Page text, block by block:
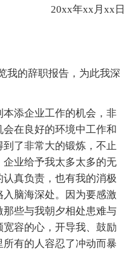
20xx年xx月xx日
我的辞职报告，为此我深
添企业工作的机会，非
在良好的环境中工作和
了非常大的锻炼，不止
业给予我太多太多的无
真负责，也有我的消极
脑海深处。因为要感激
些与我朝夕相处患难与
容的心，开导我、鼓励
有的人容忍了冲动而暴